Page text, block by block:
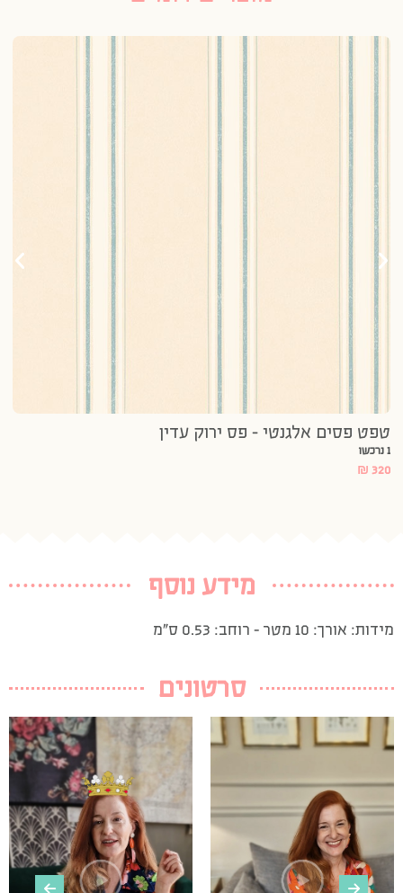
טפט פסים אלגנטי – פס ירוק עדין
1 נרכשו
₪ 320
מידע נוסף
מידות: אורך: 10 מטר – רוחב: 0.53 ס”מ
סרטונים